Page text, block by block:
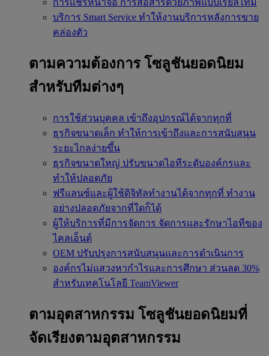
บริการ Smart Service ทำให้งานบริการหลังการขาย
คล่องตัว
ตามความต้องการ โซลูชันยอดนิยม
สำหรับทีมต่างๆ
การใช้ส่วนบุคคล เข้าถึงอุปกรณ์ได้จากทุกที่
ธุรกิจขนาดเล็ก ทำให้การเข้าถึงและการสนับสนุน
ระยะไกลง่ายขึ้น
ธุรกิจขนาดใหญ่ ปรับขนาดไอทีระดับองค์กรและ
ทำให้ปลอดภัย
ฟรีแลนซ์และผู้ใช้ดิจิทัลทำงานได้จากทุกที่ ทำงาน
อย่างปลอดภัยจากที่ใดก็ได้
ผู้ให้บริการที่มีการจัดการ จัดการและรักษาไอทีของ
ไคลเอ็นต์
OEM ปรับปรุงการสนับสนุนและการดำเนินการ
องค์กรไม่แสวงหากำไรและการศึกษา ส่วนลด 30%
สำหรับเทคโนโลยี TeamViewer
ตามอุตสาหกรรม โซลูชันยอดนิยมที่
จัดเรียงตามอุตสาหกรรม